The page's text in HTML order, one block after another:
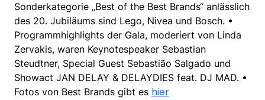
Sonderkategorie „Best of the Best Brands“ anlässlich
des 20. Jubiläums sind Lego, Nivea und Bosch. •
Programmhighlights der Gala, moderiert von Linda
Zervakis, waren Keynotespeaker Sebastian
Steudtner, Special Guest Sebastião Salgado und
Showact JAN DELAY & DELAYDIES feat. DJ MAD. •
Fotos von Best Brands gibt es hier